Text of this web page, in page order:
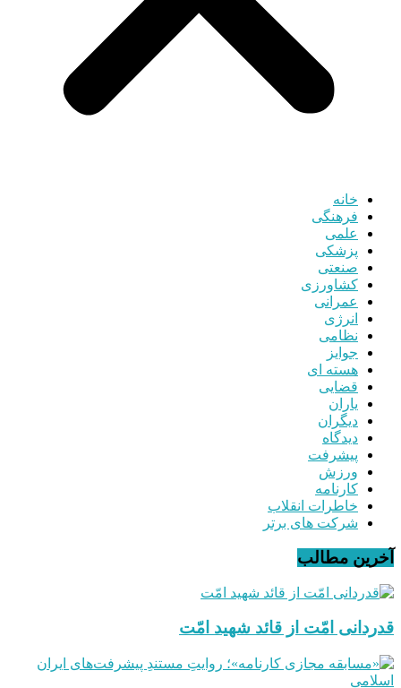
خانه
فرهنگی
علمی
پزشکی
صنعتی
کشاورزی
عمرانی
انرژی
نظامی
جوایز
هسته ای
قضایی
یاران
دیگران
دیدگاه
پیشرفت
ورزش
کارنامه
خاطرات انقلاب
شرکت های برتر
آخرین مطالب
قدردانی امّت از قائد شهید امّت